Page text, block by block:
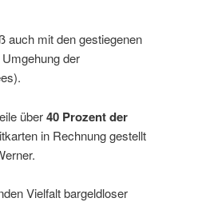
auch mit den gestiegenen
der
über40 Prozent der
in Rechnung gestellt
Vielfalt bargeldloser